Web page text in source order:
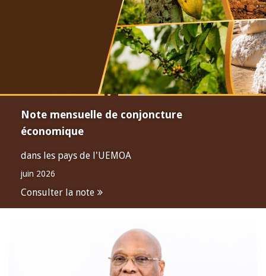
Note mensuelle de conjoncture
économique
dans les pays de l'UEMOA
juin 2026
Consulter la note